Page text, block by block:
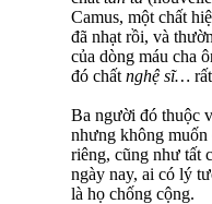
Camus, một chất
đã nhạt rồi, và
của dòng máu cha
đó chất nghệ sĩ…
Ba người đó thuộc
nhưng không
riêng, cũng như tất
ngày nay, ai có lý
là họ chống cộng.